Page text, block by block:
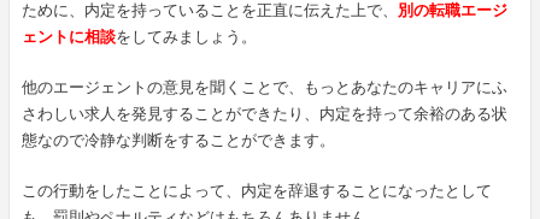
ために、内定を持っていることを正直に伝えた上で、 別の転職エージ
ェントに相談をしてみましょう。
他のエージェントの意見を聞くことで、もっとあなたのキャリアにふ
さわしい求人を発見することができたり、内定を持って余裕のある状
態なので冷静な判断をすることができます。
この行動をしたことによって、内定を辞退することになったとして